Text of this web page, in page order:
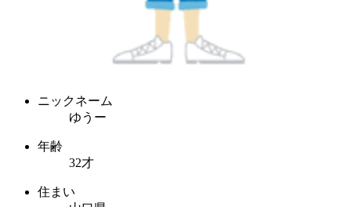
ニックネーム
ゆうー
年齢
32才
住まい